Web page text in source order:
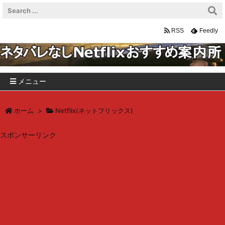
メニュー
RSS Feedly
ホーム > Netflix(ネットフリックス)
スポンサーリンク